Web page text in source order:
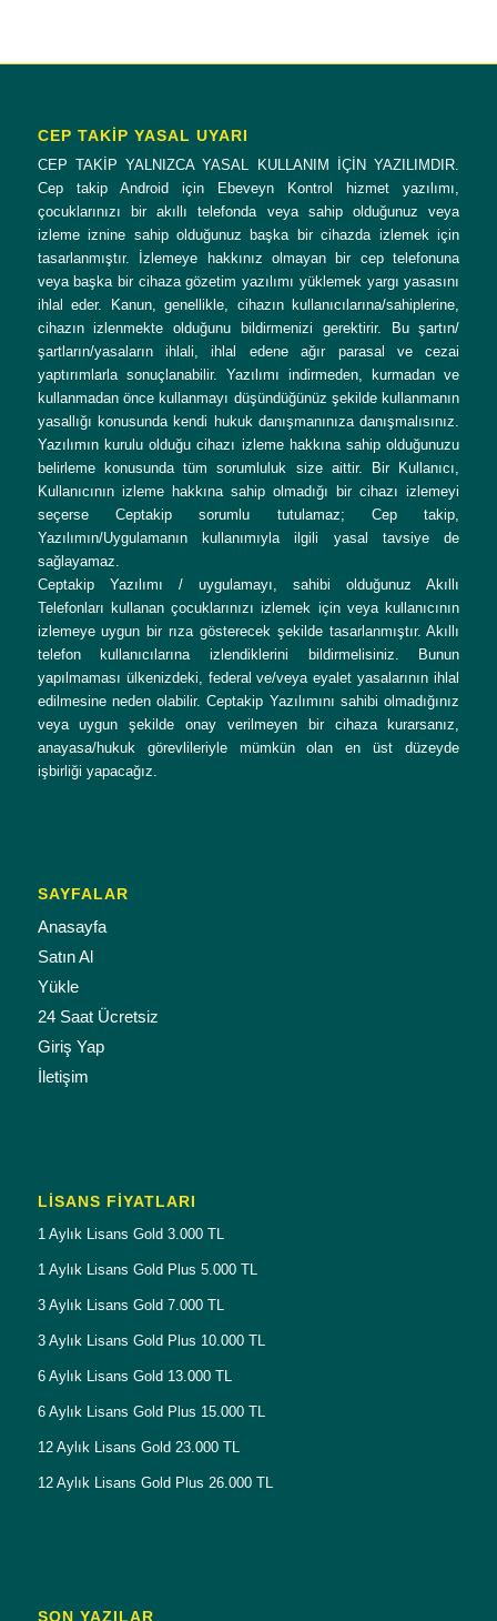
CEP TAKİP YASAL UYARI
CEP TAKİP YALNIZCA YASAL KULLANIM İÇİN YAZILIMDIR.
Cep takip Android için Ebeveyn Kontrol hizmet yazılımı,
çocuklarınızı bir akıllı telefonda veya sahip olduğunuz veya
izleme iznine sahip olduğunuz başka bir cihazda izlemek için
tasarlanmıştır. İzlemeye hakkınız olmayan bir cep telefonuna
veya başka bir cihaza gözetim yazılımı yüklemek yargı yasasını
ihlal eder. Kanun, genellikle, cihazın kullanıcılarına/sahiplerine,
cihazın izlenmekte olduğunu bildirmenizi gerektirir. Bu şartın/
şartların/yasaların ihlali, ihlal edene ağır parasal ve cezai
yaptırımlarla sonuçlanabilir. Yazılımı indirmeden, kurmadan ve
kullanmadan önce kullanmayı düşündüğünüz şekilde kullanmanın
yasallığı konusunda kendi hukuk danışmanınıza danışmalısınız.
Yazılımın kurulu olduğu cihazı izleme hakkına sahip olduğunuzu
belirleme konusunda tüm sorumluluk size aittir. Bir Kullanıcı,
Kullanıcının izleme hakkına sahip olmadığı bir cihazı izlemeyi
seçerse Ceptakip sorumlu tutulamaz; Cep takip,
Yazılımın/Uygulamanın kullanımıyla ilgili yasal tavsiye de
sağlayamaz.
Ceptakip Yazılımı / uygulamayı, sahibi olduğunuz Akıllı
Telefonları kullanan çocuklarınızı izlemek için veya kullanıcının
izlemeye uygun bir rıza gösterecek şekilde tasarlanmıştır. Akıllı
telefon kullanıcılarına izlendiklerini bildirmelisiniz. Bunun
yapılmaması ülkenizdeki, federal ve/veya eyalet yasalarının ihlal
edilmesine neden olabilir. Ceptakip Yazılımını sahibi olmadığınız
veya uygun şekilde onay verilmeyen bir cihaza kurarsanız,
anayasa/hukuk görevlileriyle mümkün olan en üst düzeyde
işbirliği yapacağız.
SAYFALAR
Anasayfa
Satın Al
Yükle
24 Saat Ücretsiz
Giriş Yap
İletişim
LISANS FIYATLARI
1 Aylık Lisans Gold 3.000 TL
1 Aylık Lisans Gold Plus 5.000 TL
3 Aylık Lisans Gold 7.000 TL
3 Aylık Lisans Gold Plus 10.000 TL
6 Aylık Lisans Gold 13.000 TL
6 Aylık Lisans Gold Plus 15.000 TL
12 Aylık Lisans Gold 23.000 TL
12 Aylık Lisans Gold Plus 26.000 TL
SON YAZILAR